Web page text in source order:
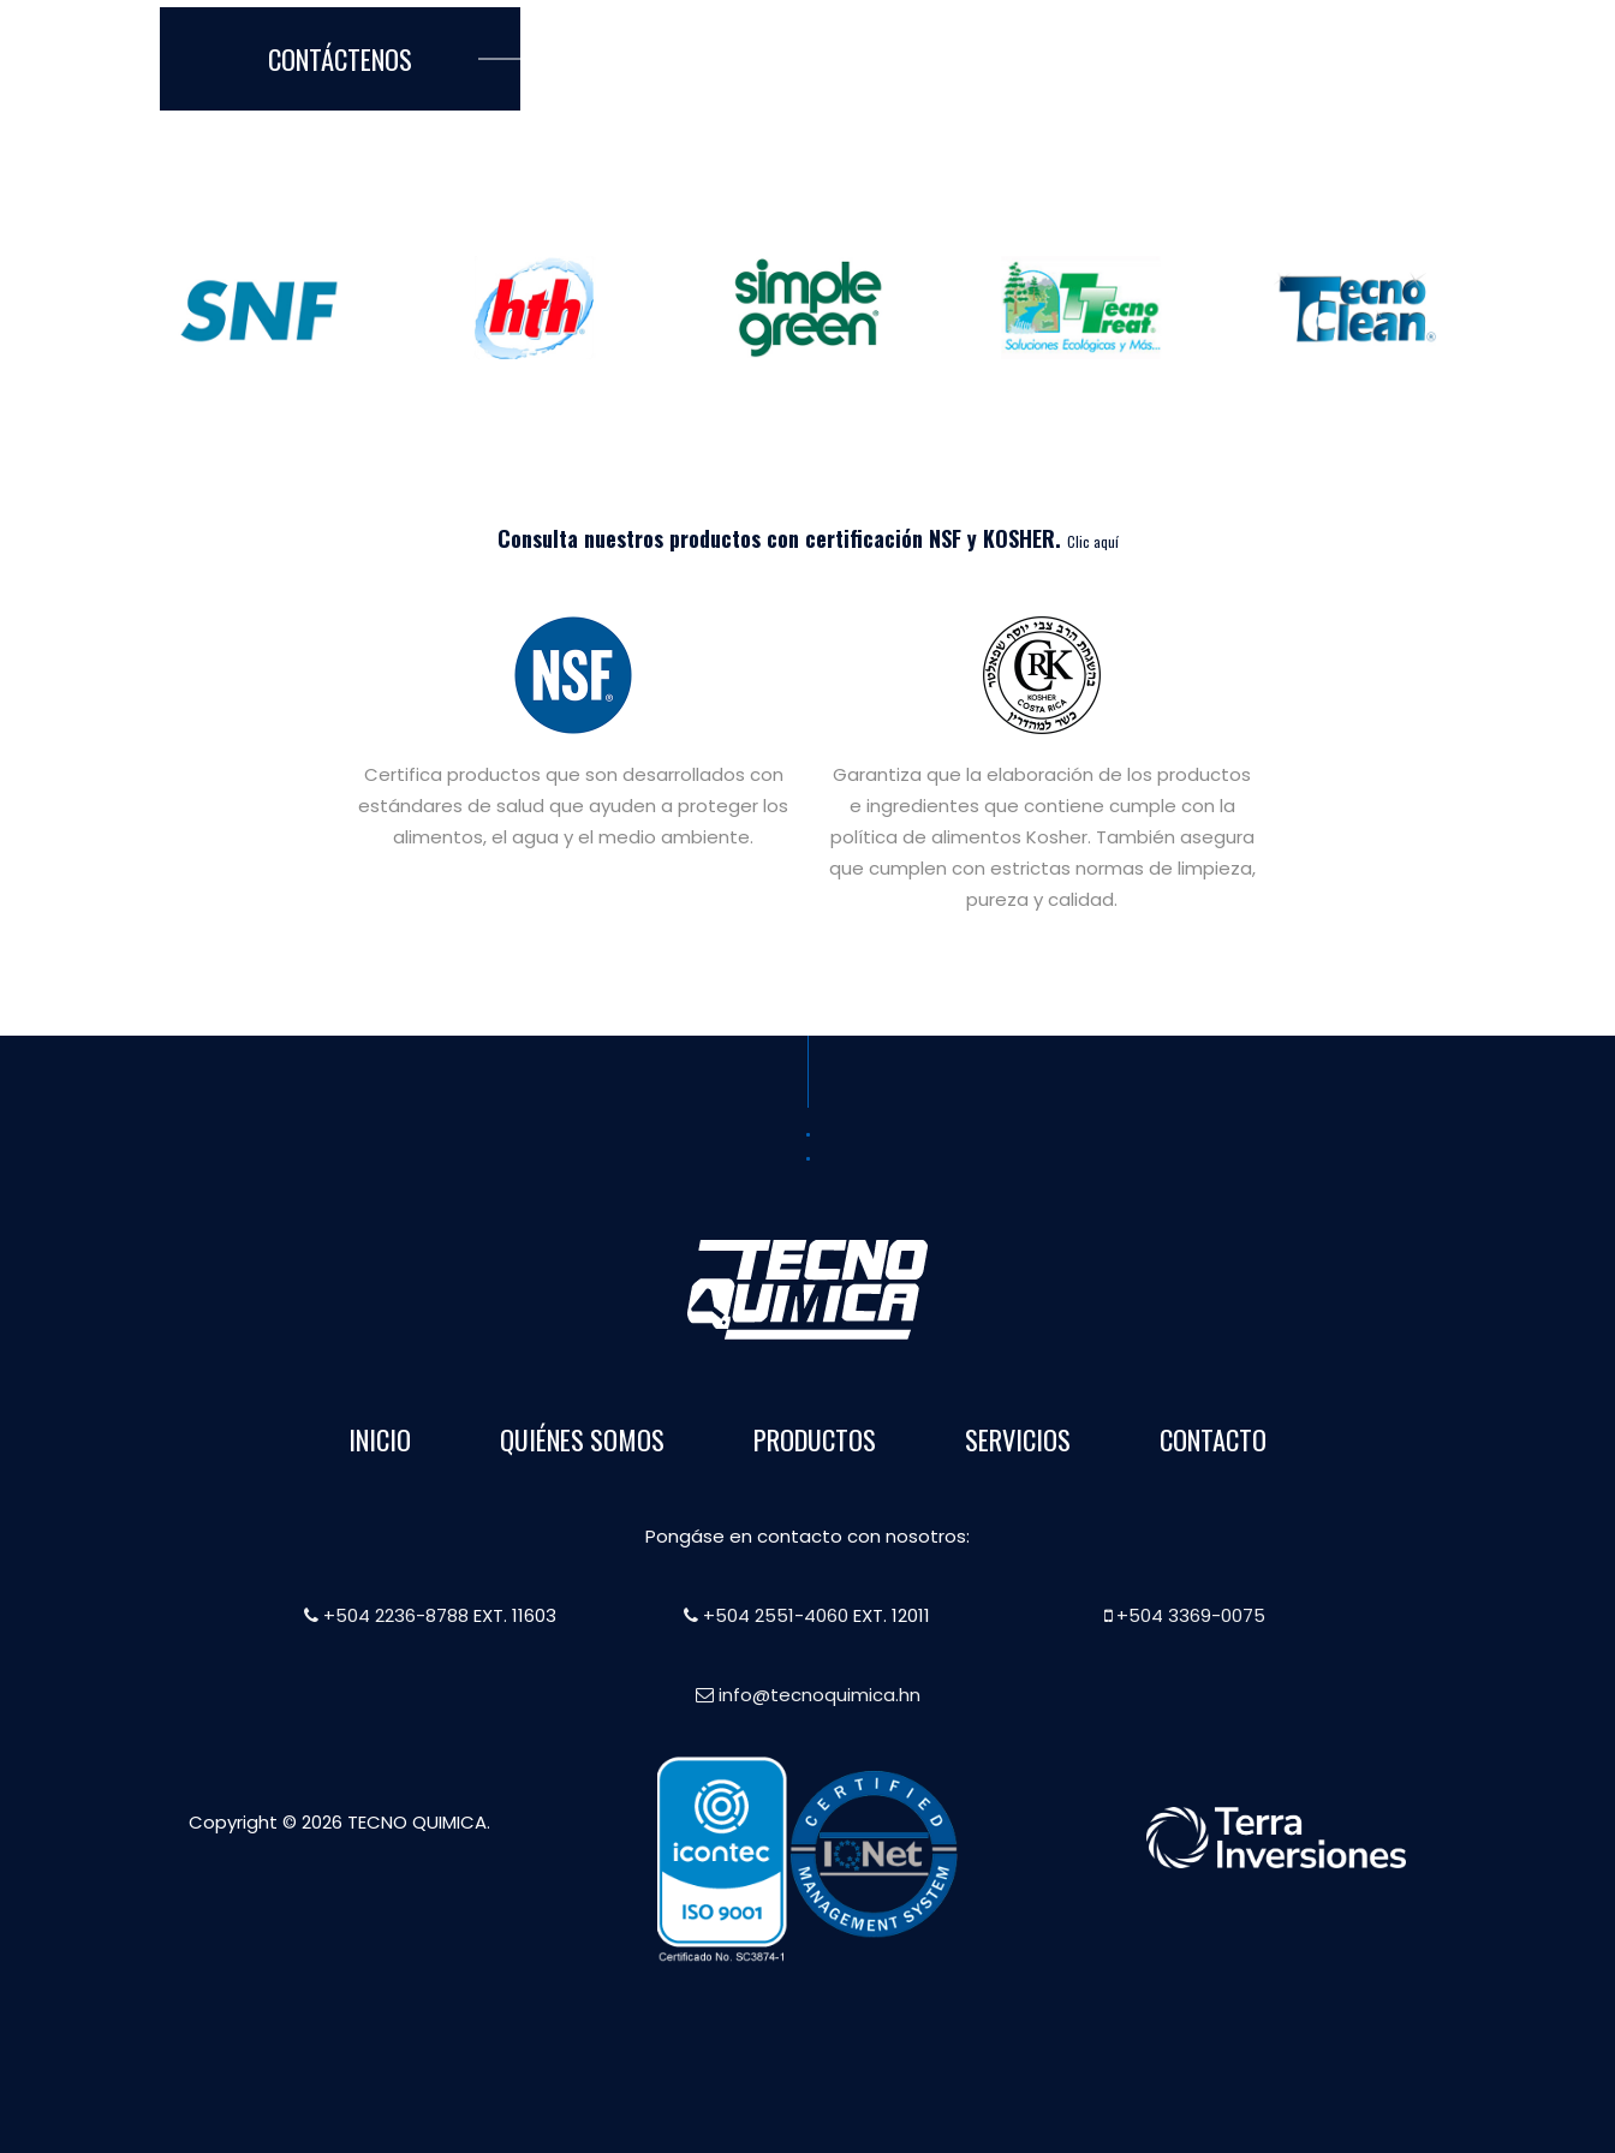
CONTÁCTENOS
Consulta nuestros productos con certificación NSF y KOSHER. Clic aquí
Certifica productos que son desarrollados con
estándares de salud que ayuden a proteger los
alimentos, el agua y el medio ambiente.
Garantiza que la elaboración de los productos
e ingredientes que contiene cumple con la
política de alimentos Kosher. También asegura
que cumplen con estrictas normas de limpieza,
pureza y calidad.
INICIO QUIÉNES SOMOS PRODUCTOS SERVICIOS CONTACTO
Pongáse en contacto con nosotros:
+504 2236-8788 EXT. 11603 +504 2551-4060 EXT. 12011 +504 3369-0075
info@tecnoquimica.hn
Copyright © 2026 TECNO QUIMICA.